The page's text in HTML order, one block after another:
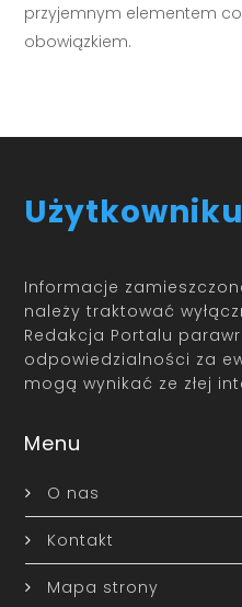
przyjemnym elementem
obowiązkiem.
Informacje
należy traktować
Redakcja Portalu
odpowiedzialności za
mogą wynikać ze złej
Menu
O nas
Kontakt
Mapa strony